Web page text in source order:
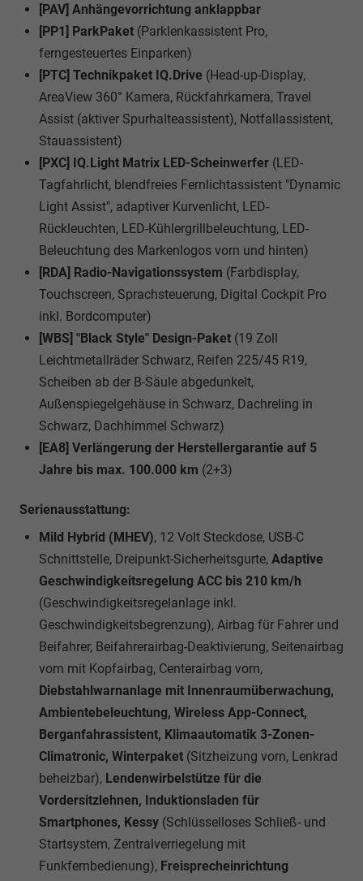
[PAV] Anhängevorrichtung anklappbar
[PP1] ParkPaket (Parklenkassistent Pro,
ferngesteuertes Einparken)
[PTC] Technikpaket IQ.Drive (Head-up-Display,
AreaView 360° Kamera, Rückfahrkamera, Travel
Assist (aktiver Spurhalteassistent), Notfallassistent,
Stauassistent)
[PXC] IQ.Light Matrix LED-Scheinwerfer (LED-
Tagfahrlicht, blendfreies Fernlichtassistent "Dynamic
Light Assist", adaptiver Kurvenlicht, LED-
Rückleuchten, LED-Kühlergrillbeleuchtung, LED-
Beleuchtung des Markenlogos vorn und hinten)
[RDA] Radio-Navigationssystem (Farbdisplay,
Touchscreen, Sprachsteuerung, Digital Cockpit Pro
inkl. Bordcomputer)
[WBS] "Black Style" Design-Paket (19 Zoll
Leichtmetallräder Schwarz, Reifen 225/45 R19,
Scheiben ab der B-Säule abgedunkelt,
Außenspiegelgehäuse in Schwarz, Dachreling in
Schwarz, Dachhimmel Schwarz)
[EA8] Verlängerung der Herstellergarantie auf 5
Jahre bis max. 100.000 km (2+3)
Serienausstattung:
Mild Hybrid (MHEV), 12 Volt Steckdose, USB-C
Schnittstelle, Dreipunkt-Sicherheitsgurte, Adaptive
Geschwindigkeitsregelung ACC bis 210 km/h
(Geschwindigkeitsregelanlage inkl.
Geschwindigkeitsbegrenzung), Airbag für Fahrer und
Beifahrer, Beifahrerairbag-Deaktivierung, Seitenairbag
vorn mit Kopfairbag, Centerairbag vorn,
Diebstahlwarnanlage mit Innenraumüberwachung,
Ambientebeleuchtung, Wireless App-Connect,
Berganfahrassistent, Klimaautomatik 3-Zonen-
Climatronic, Winterpaket (Sitzheizung vorn, Lenkrad
beheizbar), Lendenwirbelstütze für die
Vordersitzlehnen, Induktionsladen für
Smartphones, Kessy (Schlüsselloses Schließ- und
Startsystem, Zentralverriegelung mit
Funkfernbedienung), Freisprecheinrichtung